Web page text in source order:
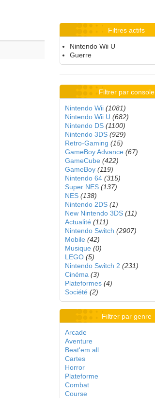
Filtres actifs
Nintendo Wii U
Guerre
Filtrer par console
Nintendo Wii (1081)
Nintendo Wii U (682)
Nintendo DS (1100)
Nintendo 3DS (929)
Retro-Gaming (15)
GameBoy Advance (67)
GameCube (422)
GameBoy (119)
Nintendo 64 (315)
Super NES (137)
NES (138)
Nintendo 2DS (1)
New Nintendo 3DS (11)
Actualité (111)
Nintendo Switch (2907)
Mobile (42)
Musique (0)
LEGO (5)
Nintendo Switch 2 (231)
Cinéma (3)
Plateformes (4)
Société (2)
Filtrer par genre
Arcade
Aventure
Beat'em all
Cartes
Horror
Plateforme
Combat
Course